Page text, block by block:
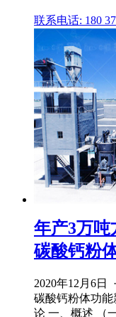
联系电话: 180
年产3万吨
碳酸钙粉
2020年12月6日
碳酸钙粉体功
论 一、概述 （